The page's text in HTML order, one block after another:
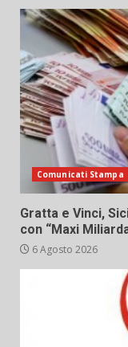
Comunicati Stampa
Gratta e Vinci,
con “Maxi
6 Agosto 2026